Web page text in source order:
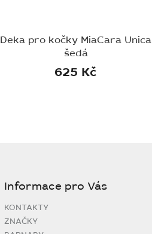
Deka pro kočky MiaCara Unica
šedá
625 Kč
Informace pro Vás
KONTAKTY
ZNAČKY